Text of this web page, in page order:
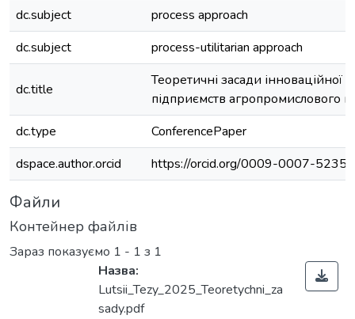
dc.subject
process approach
dc.subject
process-utilitarian approach
dc.title
Теоретичні засади інноваційної
підприємств агропромислового
dc.type
ConferencePaper
dspace.author.orcid
https://orcid.org/0009-0007-
Файли
Контейнер файлів
Зараз показуємо 1 - 1 з 1
Назва:
Lutsii_Tezy_2025_Teoretychni_za
sady.pdf